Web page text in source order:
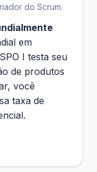
do Scrum.
em
I testa seu
de produtos
você
taxa de